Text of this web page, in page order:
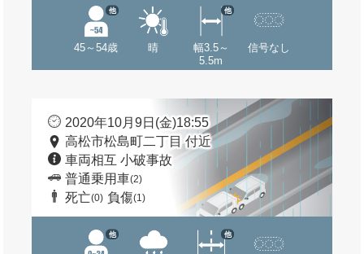
45～54歳
他
晴
幅3.5～
5.5m
他
信号なし
2020年10月9日(金)18:55
高松市松島町二丁目 付近
車両相互 小破事故
普通乗用車(2)
死亡(0) 負傷(1)
他 他